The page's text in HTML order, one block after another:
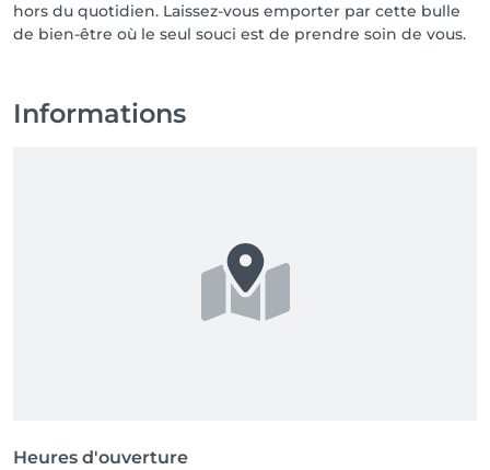
hors du quotidien. Laissez-vous emporter par cette bulle
de bien-être où le seul souci est de prendre soin de vous.
Informations
Heures d'ouverture